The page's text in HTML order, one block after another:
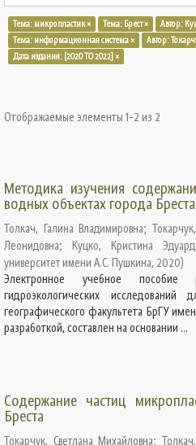
Тема: микропластик × Тема: Брест ×
Автор:
Тема: информационная система ×
Автор:
Дата издания: [2020 TO 2022] ×
Отображаемые элементы 1-2 из 2
Методика изучения
водных объектах города Бреста
Толкач, Галина Владимировна;
Леонидовна; Куцко, Кристина
университет имени А.С. Пушкина, 2020)
Электронное учебное пособие
гидроэкологических
географического факультета БрГУ
разработкой, составлен на основании ...
Содержание частиц
Бреста
Токарчук, Светлана Михайловна;